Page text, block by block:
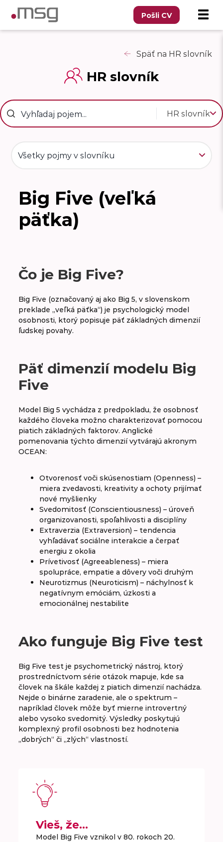
Pošli CV
Späť na HR slovník
HR slovník
HR slovník
Všetky pojmy v slovníku
B
Baby boomer
Bossing
Buddy system
Big Five (veľká
päťka)
Čo je Big Five?
Big Five (označovaný aj ako Big 5, v slovenskom
preklade „veľká päťka“) je psychologický model
osobnosti, ktorý popisuje päť základných dimenzií
ľudskej povahy.
Päť dimenzií modelu Big
Five
Model Big 5 vychádza z predpokladu, že osobnosť
každého človeka možno charakterizovať pomocou
piatich základných faktorov. Anglické
pomenovania týchto dimenzií vytvárajú akronym
OCEAN:
Otvorenosť voči skúsenostiam (Openness) –
miera zvedavosti, kreativity a ochoty prijímať
nové myšlienky
Svedomitosť (Conscientiousness) – úroveň
organizovanosti, spoľahlivosti a disciplíny
Extraverzia (Extraversion) – tendencia
vyhľadávať sociálne interakcie a čerpať
energiu z okolia
Prívetivosť (Agreeableness) – miera
spolupráce, empatie a dôvery voči druhým
Neurotizmus (Neuroticism) – náchylnosť k
negatívnym emóciám, úzkosti a
emocionálnej nestabilite
Ako funguje Big Five test
Big Five test je psychometrický nástroj, ktorý
prostredníctvom série otázok mapuje, kde sa
človek na škále každej z piatich dimenzií nachádza.
Nejde o binárne zaradenie, ale o spektrum –
napríklad človek môže byť mierne introvertný
alebo vysoko svedomitý. Výsledky poskytujú
komplexný profil osobnosti bez hodnotenia
„dobrých“ či „zlých“ vlastností.
Vieš, že…
Model Big Five vznikol v 80. rokoch 20.